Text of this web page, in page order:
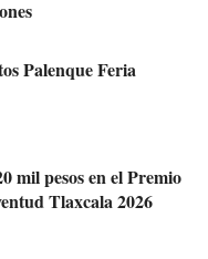
Palenque Feria
mil pesos en el Premio
Tlaxcala 2026